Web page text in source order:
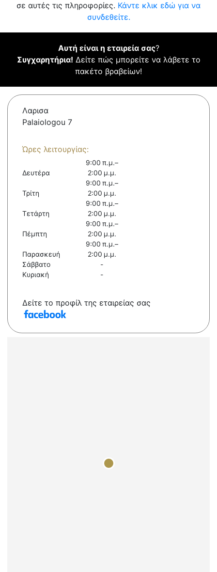
σε αυτές τις πληροφορίες. Κάντε κλικ εδώ για να
συνδεθείτε.
Αυτή είναι η εταιρεία σας?
Συγχαρητήρια! Δείτε πώς μπορείτε να λάβετε το
πακέτο βραβείων!
Λαρισα
Palaiologou 7
Ώρες λειτουργίας:
Δευτέρα
9:00 π.μ.–
2:00 μ.μ.
Τρίτη
9:00 π.μ.–
2:00 μ.μ.
Τετάρτη
9:00 π.μ.–
2:00 μ.μ.
Πέμπτη
9:00 π.μ.–
2:00 μ.μ.
Παρασκευή
9:00 π.μ.–
2:00 μ.μ.
Σάββατο
-
Κυριακή
-
Δείτε το προφίλ της εταιρείας σας